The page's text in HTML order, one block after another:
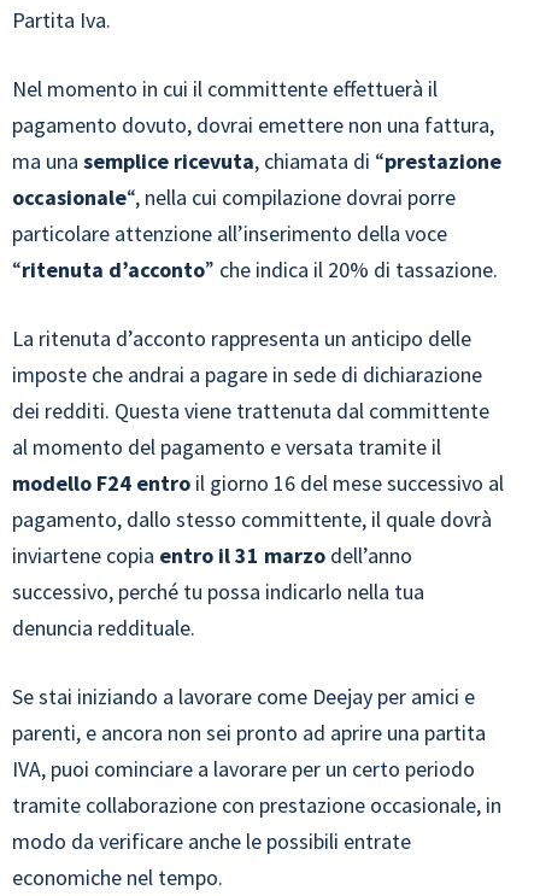
Partita Iva.
Nel momento in cui il committente effettuerà il
pagamento dovuto, dovrai emettere non una fattura,
ma una semplice ricevuta, chiamata di “prestazione
occasionale“, nella cui compilazione dovrai porre
particolare attenzione all’inserimento della voce
“ritenuta d’acconto” che indica il 20% di tassazione.
La ritenuta d’acconto rappresenta un anticipo delle
imposte che andrai a pagare in sede di dichiarazione
dei redditi. Questa viene trattenuta dal committente
al momento del pagamento e versata tramite il
modello F24 entro il giorno 16 del mese successivo al
pagamento, dallo stesso committente, il quale dovrà
inviartene copia entro il 31 marzo dell’anno
successivo, perché tu possa indicarlo nella tua
denuncia reddituale.
Se stai iniziando a lavorare come Deejay per amici e
parenti, e ancora non sei pronto ad aprire una partita
IVA, puoi cominciare a lavorare per un certo periodo
tramite collaborazione con prestazione occasionale, in
modo da verificare anche le possibili entrate
economiche nel tempo.